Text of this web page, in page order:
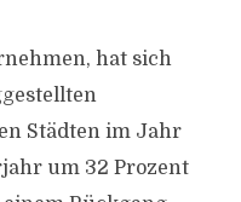
hat sich
Städten im Jahr
um 32 Prozent